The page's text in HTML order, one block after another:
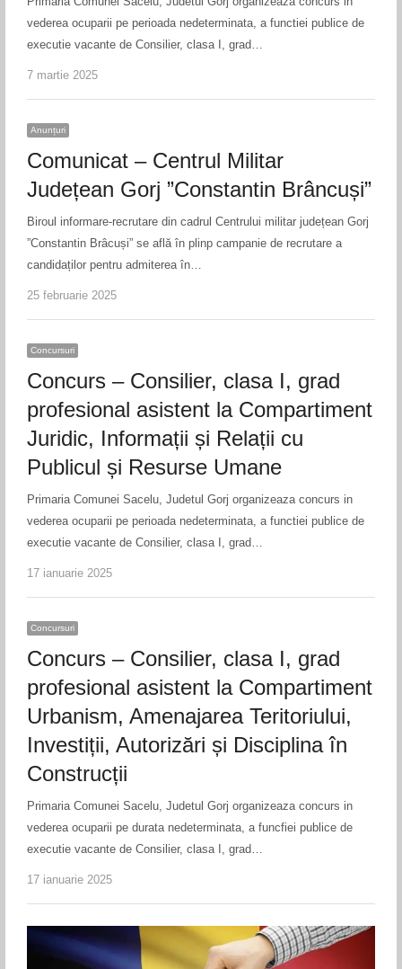
vederea ocuparii pe perioada nedeterminata, a functiei publice de
executie vacante de Consilier, clasa I, grad…
7 martie 2025
Anunțuri
Comunicat – Centrul Militar
Județean Gorj ”Constantin Brâncuși”
Biroul informare-recrutare din cadrul Centrului militar județean Gorj
”Constantin Brâcuși” se află în plinp campanie de recrutare a
candidaților pentru admiterea în…
25 februarie 2025
Concursuri
Concurs – Consilier, clasa I, grad
profesional asistent la Compartiment
Juridic, Informații și Relații cu
Publicul și Resurse Umane
Primaria Comunei Sacelu, Judetul Gorj organizeaza concurs in
vederea ocuparii pe perioada nedeterminata, a functiei publice de
executie vacante de Consilier, clasa I, grad…
17 ianuarie 2025
Concursuri
Concurs – Consilier, clasa I, grad
profesional asistent la Compartiment
Urbanism, Amenajarea Teritoriului,
Investiții, Autorizări și Disciplina în
Construcții
Primaria Comunei Sacelu, Judetul Gorj organizeaza concurs in
vederea ocuparii pe durata nedeterminata, a funcfiei publice de
executie vacante de Consilier, clasa I, grad…
17 ianuarie 2025